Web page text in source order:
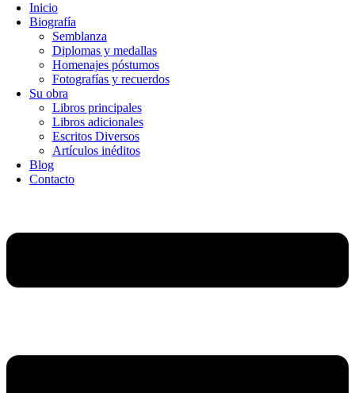
Inicio
Biografía
Semblanza
Diplomas y medallas
Homenajes póstumos
Fotografías y recuerdos
Su obra
Libros principales
Libros adicionales
Escritos Diversos
Artículos inéditos
Blog
Contacto